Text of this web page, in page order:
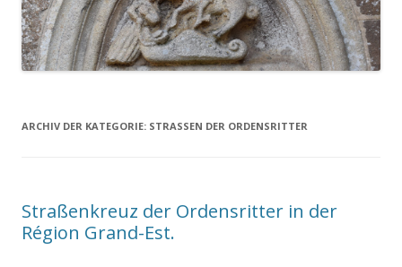
ARCHIV DER KATEGORIE: STRASSEN DER ORDENSRITTER
Straßenkreuz der Ordensritter in der
Région Grand-Est.